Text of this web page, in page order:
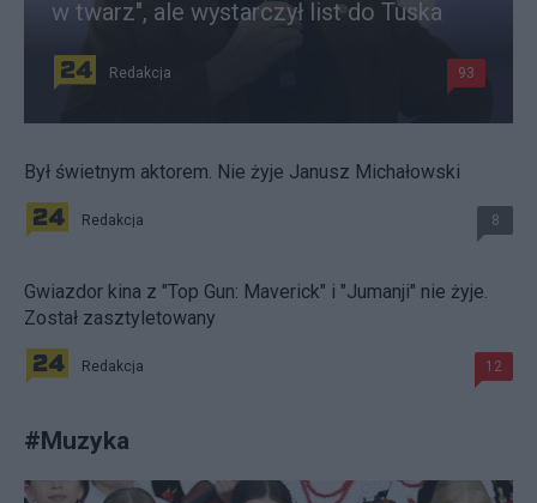
w twarz", ale wystarczył list do Tuska
Redakcja 93
Był świetnym aktorem. Nie żyje Janusz Michałowski
Redakcja 8
Gwiazdor kina z "Top Gun: Maverick" i "Jumanji" nie żyje.
Został zasztyletowany
Redakcja 12
#Muzyka